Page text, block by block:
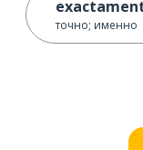
точно; именно